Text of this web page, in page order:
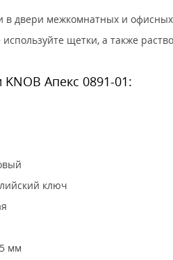
в двери межкомнатных и
щетки, а также
Апекс 0891-01:
ключ
мм